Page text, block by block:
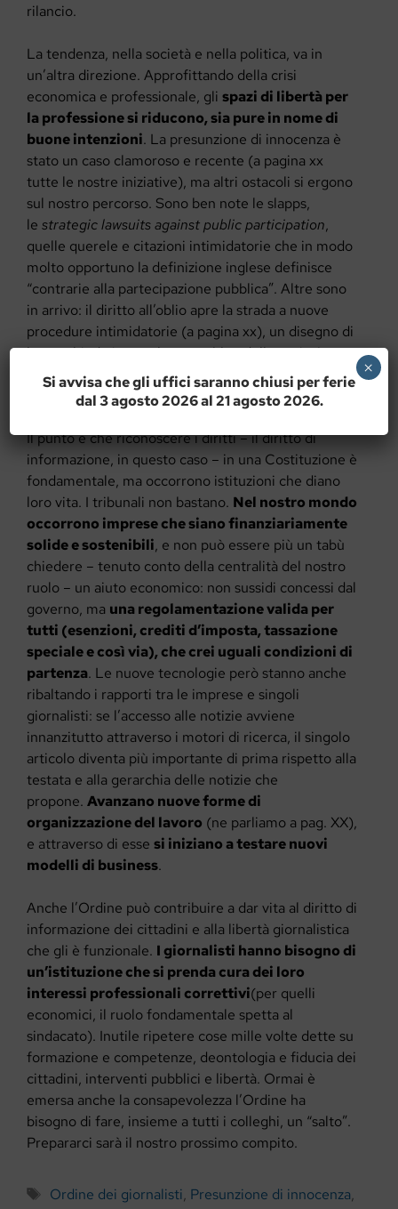
rilancio.
La tendenza, nella società e nella politica, va in
un’altra direzione. Approfittando della crisi
economica e professionale, gli spazi di libertà per
la professione si riducono, sia pure in nome di
buone intenzioni. La presunzione di innocenza è
stato un caso clamoroso e recente (a pagina xx
tutte le nostre iniziative), ma altri ostacoli si ergono
sul nostro percorso. Sono ben note le slapps,
le strategic lawsuits against public participation,
quelle querele e citazioni intimidatorie che in modo
molto opportuno la definizione inglese definisce
“contrarie alla partecipazione pubblica”. Altre sono
in arrivo: il diritto all’oblio apre la strada a nuove
procedure intimidatorie (a pagina xx), un disegno di
legge chiude invece le assemblee delle società
quotate ai cronisti (a pagina xx). Gli spazi si
riducono…
Il punto è che riconoscere i diritti – il diritto di
informazione, in questo caso – in una Costituzione è
fondamentale, ma occorrono istituzioni che diano
loro vita. I tribunali non bastano. Nel nostro mondo
occorrono imprese che siano finanziariamente
solide e sostenibili, e non può essere più un tabù
chiedere – tenuto conto della centralità del nostro
ruolo – un aiuto economico: non sussidi concessi dal
governo, ma una regolamentazione valida per
tutti (esenzioni, crediti d’imposta, tassazione
speciale e così via), che crei uguali condizioni di
partenza. Le nuove tecnologie però stanno anche
ribaltando i rapporti tra le imprese e singoli
giornalisti: se l’accesso alle notizie avviene
innanzitutto attraverso i motori di ricerca, il singolo
articolo diventa più importante di prima rispetto alla
testata e alla gerarchia delle notizie che
propone. Avanzano nuove forme di
organizzazione del lavoro (ne parliamo a pag. XX),
e attraverso di esse si iniziano a testare nuovi
modelli di business.
Anche l’Ordine può contribuire a dar vita al diritto di
informazione dei cittadini e alla libertà giornalistica
che gli è funzionale. I giornalisti hanno bisogno di
un’istituzione che si prenda cura dei loro
interessi professionali correttivi(per quelli
economici, il ruolo fondamentale spetta al
sindacato). Inutile ripetere cose mille volte dette su
formazione e competenze, deontologia e fiducia dei
cittadini, interventi pubblici e libertà. Ormai è
emersa anche la consapevolezza l’Ordine ha
bisogno di fare, insieme a tutti i colleghi, un “salto”.
Prepararci sarà il nostro prossimo compito.
Tag
Ordine dei giornalisti, Presunzione di innocenza,
Si avvisa che gli uffici saranno chiusi per ferie
dal 3 agosto 2026 al 21 agosto 2026.
×